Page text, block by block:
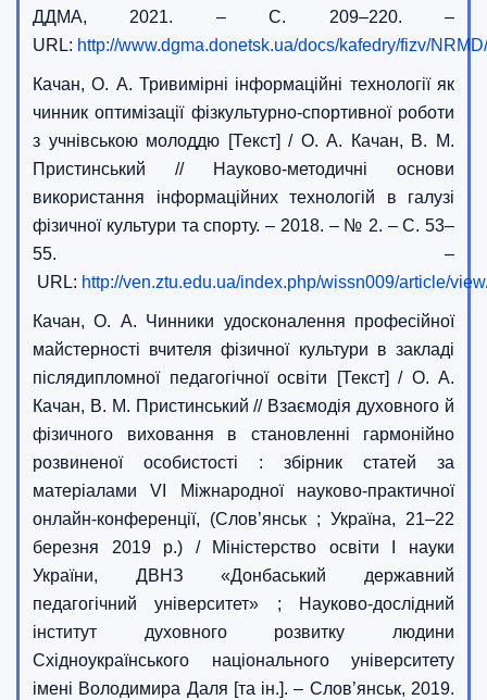
ДДМА, 2021. – С. 209–220. –
URL: http://www.dgma.donetsk.ua/docs/kafedry/fizv/
Качан, О. А. Тривимірні інформаційні технології як
чинник оптимізації фізкультурно-спортивної роботи
з учнівською молоддю [Текст] / О. А. Качан, В. М.
Пристинський // Науково-методичні основи
використання інформаційних технологій в галузі
фізичної культури та спорту. – 2018. – № 2. – С. 53–
55. –
URL: http://ven.ztu.edu.ua/index.php/wissn009/article/
Качан, О. А. Чинники удосконалення професійної
майстерності вчителя фізичної культури в закладі
післядипломної педагогічної освіти [Текст] / О. А.
Качан, В. М. Пристинський // Взаємодія духовного й
фізичного виховання в становленні гармонійно
розвиненої особистості : збірник статей за
матеріалами VІ Міжнародної науково-практичної
онлайн-конференції, (Слов’янськ ; Україна, 21–22
березня 2019 р.) / Міністерство освіти І науки
України, ДВНЗ «Донбаський державний
педагогічний університет» ; Науково-дослідний
інститут духовного розвитку людини
Східноукраїнського національного університету
імені Володимира Даля [та ін.]. – Слов’янськ, 2019.